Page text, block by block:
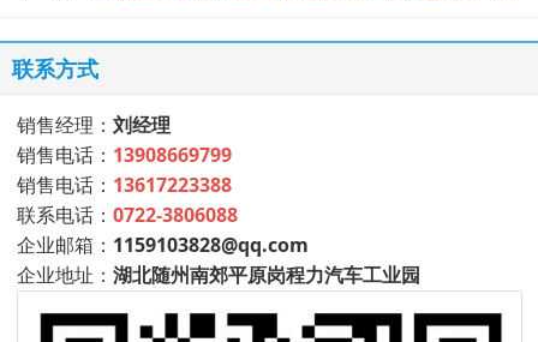
联系方式
销售经理： 刘经理
销售电话： 13908669799
销售电话： 13617223388
联系电话： 0722-3806088
企业邮箱： 1159103828@qq.com
企业地址： 湖北随州南郊平原岗程力汽车工业园